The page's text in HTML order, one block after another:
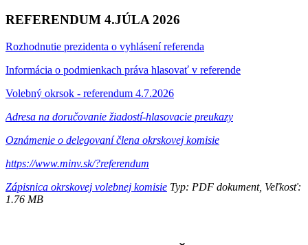
REFERENDUM 4.JÚLA 2026
Rozhodnutie prezidenta o vyhlásení referenda
Informácia o podmienkach práva hlasovať v referende
Volebný okrsok - referendum 4.7.2026
Adresa na doručovanie žiadostí-hlasovacie preukazy
Oznámenie o delegovaní člena okrskovej komisie
https://www.minv.sk/?referendum
Zápisnica okrskovej volebnej komisie Typ: PDF dokument, Veľkosť:
1.76 MB